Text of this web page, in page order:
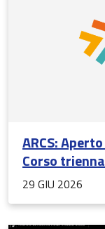
ARCS:
Corso
specifica in
29 GIU 2026